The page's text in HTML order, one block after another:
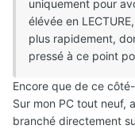
uniquement pour
élévée en
plus rapidement,
pressé à ce point
Encore que de ce
Sur mon PC tout neuf,
branché directement